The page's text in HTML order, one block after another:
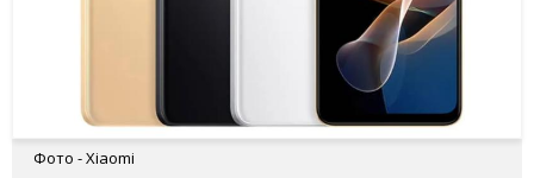
Фото - Xiaomi